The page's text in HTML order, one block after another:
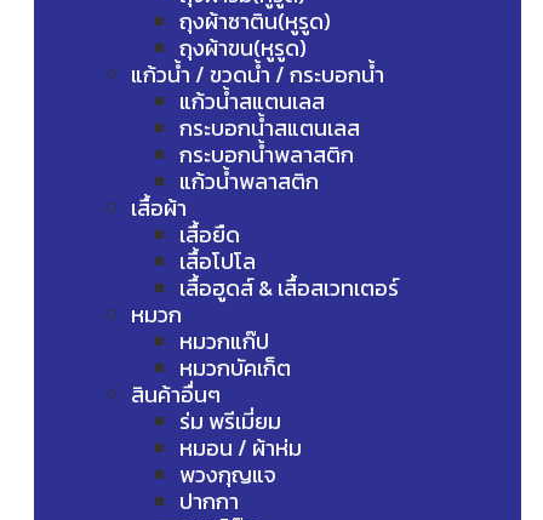
ถุงผ้าซาติน(หูรูด)
ถุงผ้าขน(หูรูด)
แก้วน้ำ / ขวดน้ำ / กระบอกน้ำ
แก้วน้ำสแตนเลส
กระบอกน้ำสแตนเลส
กระบอกน้ำพลาสติก
แก้วน้ำพลาสติก
เสื้อผ้า
เสื้อยืด
เสื้อโปโล
เสื้อฮูดส์ & เสื้อสเวทเตอร์
หมวก
หมวกแก๊ป
หมวกบัคเก็ต
สินค้าอื่นๆ
ร่ม พรีเมี่ยม
หมอน / ผ้าห่ม
พวงกุญแจ
ปากกา